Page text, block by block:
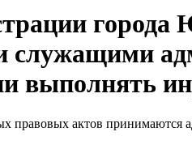
выполнять
правовых актов принимаются